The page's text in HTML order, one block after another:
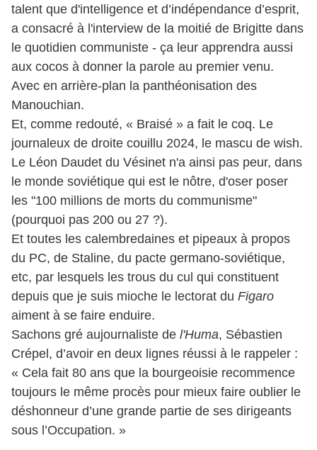
talent que d'intelligence et d’indépendance d’esprit,
a consacré à l'interview de la moitié de Brigitte dans
le quotidien communiste - ça leur apprendra aussi
aux cocos à donner la parole au premier venu.
Avec en arrière-plan la panthéonisation des
Manouchian.
Et, comme redouté, « Braisé » a fait le coq. Le
journaleux de droite couillu 2024, le mascu de wish.
Le Léon Daudet du Vésinet n'a ainsi pas peur, dans
le monde soviétique qui est le nôtre, d'oser poser
les "100 millions de morts du communisme"
(pourquoi pas 200 ou 27 ?).
Et toutes les calembredaines et pipeaux à propos
du PC, de Staline, du pacte germano-soviétique,
etc, par lesquels les trous du cul qui constituent
depuis que je suis mioche le lectorat du Figaro
aiment à se faire enduire.
Sachons gré aujournaliste de l'Huma, Sébastien
Crépel, d’avoir en deux lignes réussi à le rappeler :
« Cela fait 80 ans que la bourgeoisie recommence
toujours le même procès pour mieux faire oublier le
déshonneur d’une grande partie de ses dirigeants
sous l’Occupation. »